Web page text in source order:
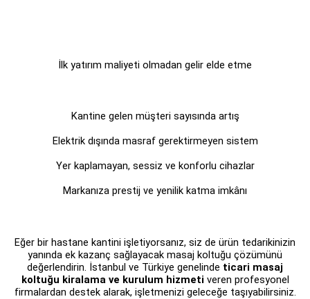
İlk yatırım maliyeti olmadan gelir elde etme
Kantine gelen müşteri sayısında artış
Elektrik dışında masraf gerektirmeyen sistem
Yer kaplamayan, sessiz ve konforlu cihazlar
Markanıza prestij ve yenilik katma imkânı
Eğer bir hastane kantini işletiyorsanız, siz de ürün tedarikinizin
yanında ek kazanç sağlayacak masaj koltuğu çözümünü
değerlendirin. İstanbul ve Türkiye genelinde ticari masaj
koltuğu kiralama ve kurulum hizmeti veren profesyonel
firmalardan destek alarak, işletmenizi geleceğe taşıyabilirsiniz.